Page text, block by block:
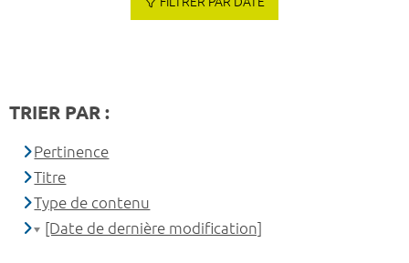
TRIER PAR :
Pertinence
Titre
Type de contenu
[Date de dernière modification]